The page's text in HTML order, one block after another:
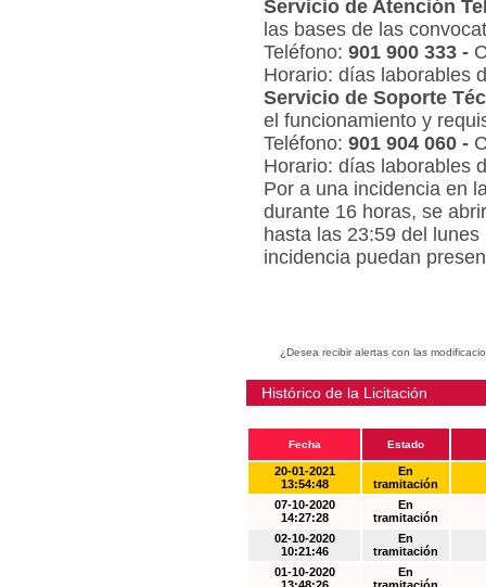
Servicio de Atención
las bases de las
Teléfono: 901 900 333 -
Horario: días laborables
Servicio de Soporte
el funcionamiento y
Teléfono: 901 904 060 -
Horario: días laborables
Por a una incidencia en
durante 16 horas, se
hasta las 23:59 del
incidencia puedan
¿Desea recibir alertas con las
Histórico de la Licitación
Fecha Estado
20-01-2021
13:54:48
En
tramitación
07-10-2020
14:27:28
En
tramitación
02-10-2020
10:21:46
En
tramitación
01-10-2020
En